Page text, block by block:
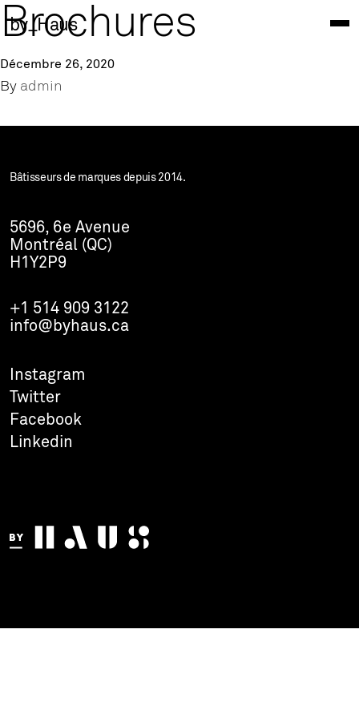
by_Haus
Brochures
Décembre 26, 2020
By admin
Bâtisseurs de marques depuis 2014.
5696, 6e Avenue
Montréal (QC)
H1Y2P9
+1 514 909 3122
info@byhaus.ca
Instagram
Twitter
Facebook
Linkedin